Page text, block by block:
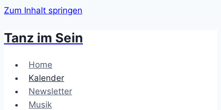
Zum Inhalt springen
Tanz im Sein
Home
Kalender
Newsletter
Musik